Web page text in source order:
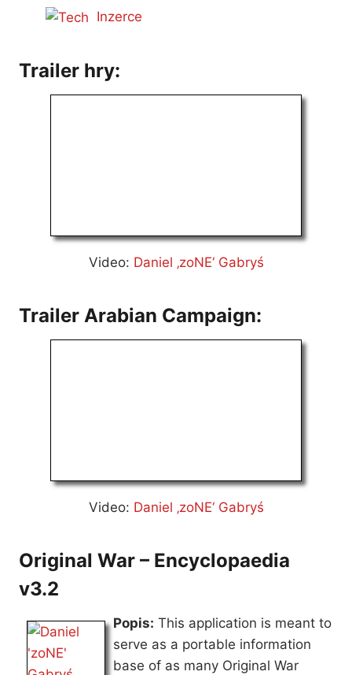
Inzerce
Trailer hry:
Video: Daniel ‚zoNE‘ Gabryś
Trailer Arabian Campaign:
Video: Daniel ‚zoNE‘ Gabryś
Original War – Encyclopaedia
v3.2
Popis: This application is meant to
serve as a portable information
base of as many Original War